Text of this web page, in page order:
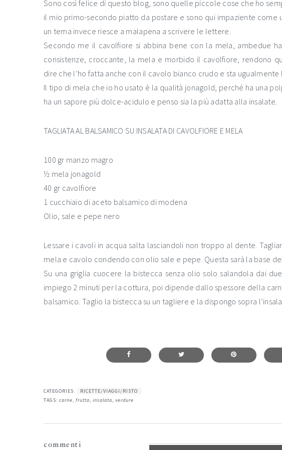
Sono così felice di questo blog, sono quelle piccole cose che ho
il mio primo-secondo piatto da postare e sono qui impaziente come
un tema invece riesce a malapena a scrivere le lettere.
Secondo me il cavolfiore si abbina bene con la mela, ambedue
consistenze, croccante, la mela e morbido il cavolfiore, rendono
dire che l’ho fatta anche con il cavolo bianco crudo e sta ugualmente
Il tipo di mela che io ho usato è la qualità jonagold, perché ha una
ha un sapore più dolce-acidulo e penso sia la più adatta alla insalate.
TAGLIATA AL BALSAMICO SU INSALATA DI CAVOLFIORE E MELA
100 gr manzo magro
½ mela jonagold
40 gr cavolfiore
1 cucchiaio di aceto balsamico di modena
Olio, sale e pepe nero
Lessare i cavoli in acqua salta lasciandoli non troppo al dente.
mela e cavolo condendo con olio sale e pepe. Questa sarà la base
Su una griglia cuocere la bistecca senza olio solo salandola dai
impiego 2 minuti per la cottura, poi dipende dallo spessore della
balsamico. Taglio la bistecca su un tagliere e la dispongo sopra
CATEGORIES:
RICETTE/VIAGGI/RISTO
TAGS: carne, frutta, insalata, verdure
commenti